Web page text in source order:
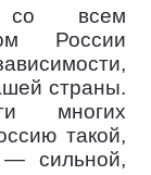
со всем
России
страны.
многих
такой,
сильной,